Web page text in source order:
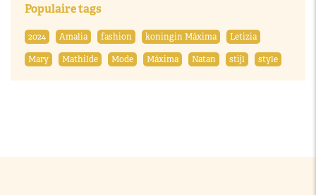
Populaire tags
2024 Amalia fashion koningin Máxima
Letizia
Mary
Mathilde Mode Máxima Natan stijl style